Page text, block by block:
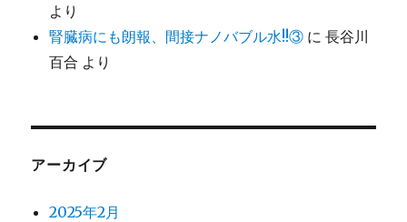
より
腎臓病にも朗報、間接ナノバブル水!!③ に長谷川
百合 より
アーカイブ
2025年2月